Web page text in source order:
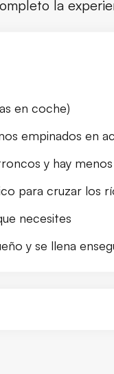
la
en coche)
empinados en
y hay
para cruzar los
necesites
y se llena